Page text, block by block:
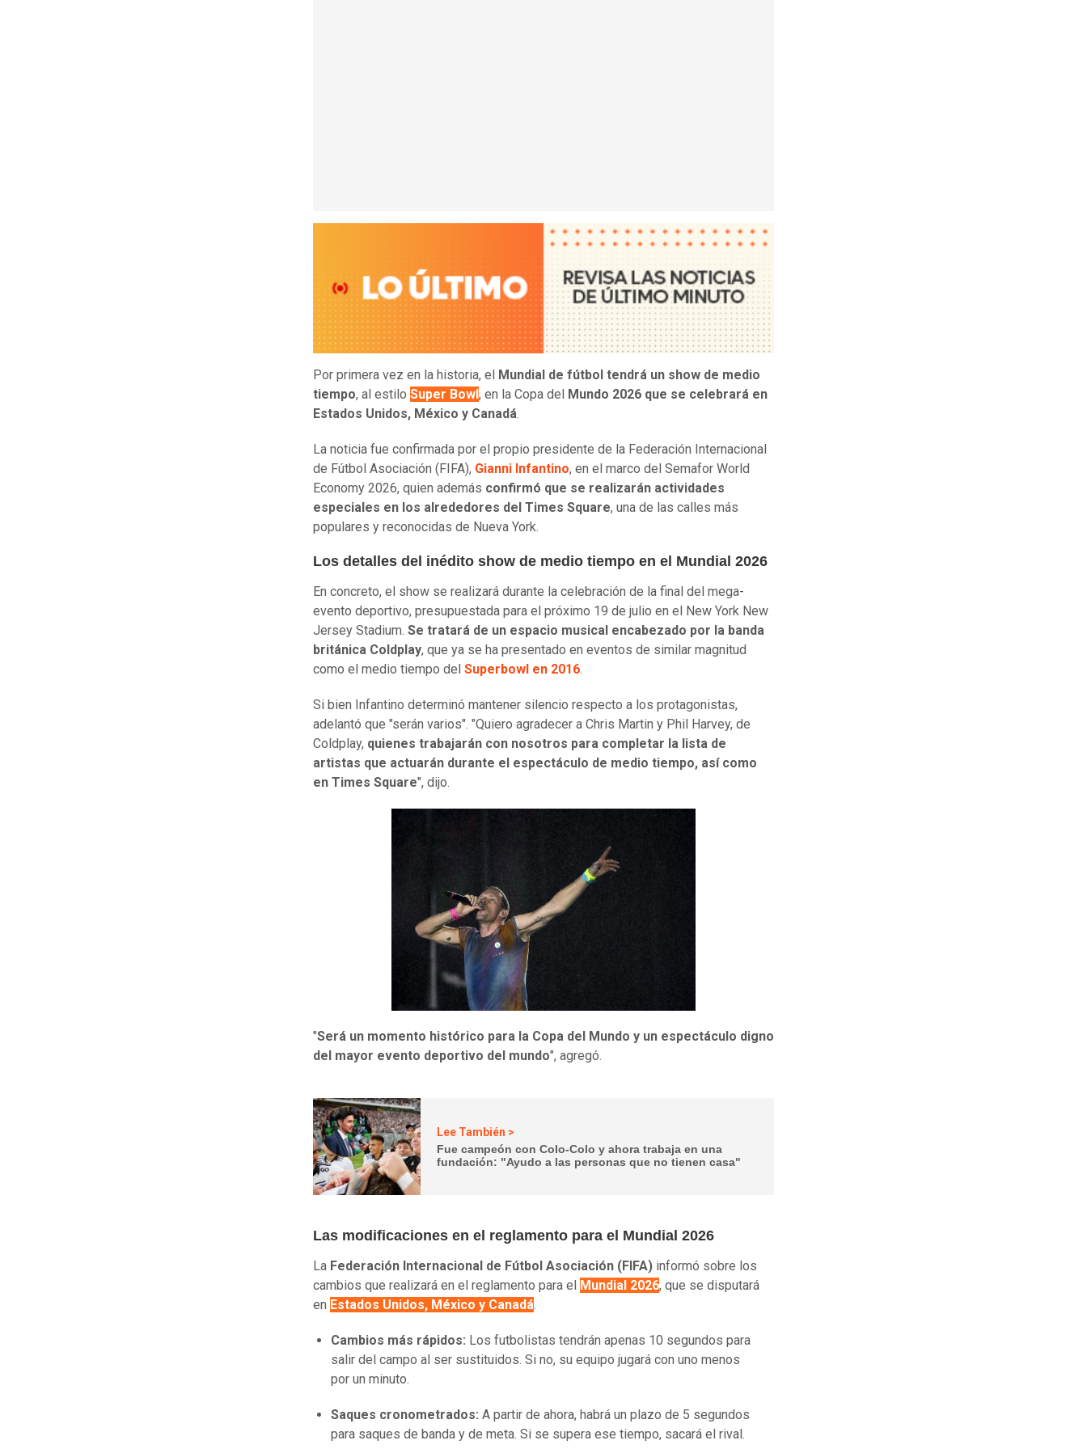
Por primera vez en la historia, el
Mundial de fútbol tendrá un show de medio
tiempo, al estilo Super Bowl , en la Copa del
Mundo 2026 que se celebrará en
Estados Unidos, México y Canadá.
La noticia fue confirmada por el propio presidente de la Federación Internacional
de Fútbol Asociación (FIFA), Gianni Infantino, en el marco del Semafor World
Economy 2026, quien además confirmó que se realizarán actividades
especiales en los alrededores del Times Square, una de las calles más
populares y reconocidas de Nueva York.
Los detalles del inédito show de medio tiempo en el Mundial 2026
En concreto, el show se realizará durante la celebración de la final del mega-
evento deportivo, presupuestada para el próximo 19 de julio en el New York New
Jersey Stadium. Se tratará de un espacio musical encabezado por la banda
británica Coldplay, que ya se ha presentado en eventos de similar magnitud
como el medio tiempo del Superbowl en 2016.
Si bien Infantino determinó mantener silencio respecto a los protagonistas,
adelantó que "serán varios". "Quiero agradecer a Chris Martin y Phil Harvey, de
Coldplay, quienes trabajarán con nosotros para completar la lista de
artistas que actuarán durante el espectáculo de medio tiempo, así como
en Times Square", dijo.
"Será un momento histórico para la Copa del Mundo y un espectáculo digno
del mayor evento deportivo del mundo", agregó.
Lee También >
Fue campeón con Colo-Colo y ahora trabaja en una
fundación: "Ayudo a las personas que no tienen casa"
Las modificaciones en el reglamento para el Mundial 2026
La Federación Internacional de Fútbol Asociación (FIFA) informó sobre los
cambios que realizará en el reglamento para el Mundial 2026, que se disputará
en Estados Unidos, México y Canadá.
Cambios más rápidos: Los futbolistas tendrán apenas 10 segundos para
salir del campo al ser sustituidos. Si no, su equipo jugará con uno menos
por un minuto.
Saques cronometrados: A partir de ahora, habrá un plazo de 5 segundos
para saques de banda y de meta. Si se supera ese tiempo, sacará el rival.